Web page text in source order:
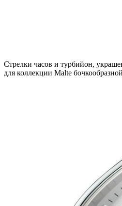
Стрелки часов и турбийон,
для коллекции Malte